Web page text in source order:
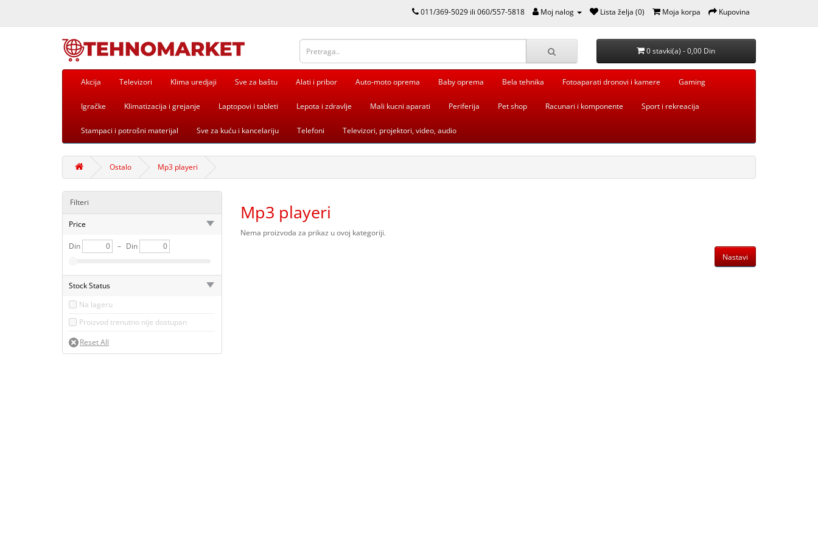
011/369-5029 ili 060/557-5818 Moj nalog Lista želja (0) Moja korpa Kupovina
0 stavki(a) - 0,00 Din
Akcija Televizori Klima uredjaji Sve za baštu Alati i pribor Auto-moto oprema Baby oprema Bela tehnika Fotoaparati dronovi i kamere Gaming
Igračke Klimatizacija i grejanje Laptopovi i tableti Lepota i zdravlje Mali kucni aparati Periferija Pet shop Racunari i komponente Sport i rekreacija
Stampaci i potrošni materijal Sve za kuću i kancelariju Telefoni Televizori, projektori, video, audio
Ostalo Mp3 playeri
Filteri
Price
Din – Din
Stock Status
Na lageru
Proizvod trenutno nije dostupan
Mp3 playeri
Nema proizvoda za prikaz u ovoj kategoriji.
Nastavi